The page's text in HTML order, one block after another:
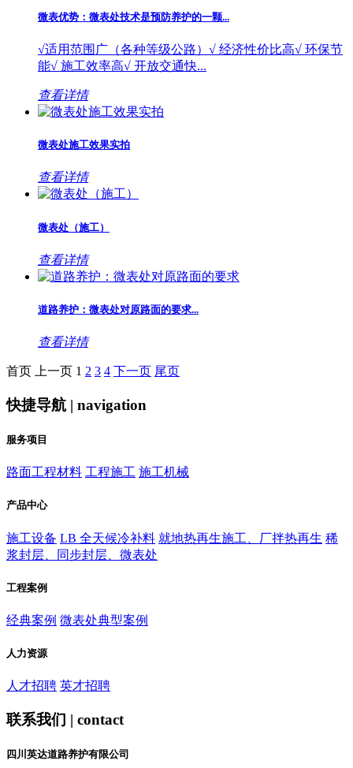
微表优势：微表处技术是预防养护的一颗...
√适用范围广（各种等级公路）√ 经济性价比高√ 环保节
能√ 施工效率高√ 开放交通快...
查看详情
微表处施工效果实拍
查看详情
微表处（施工）
查看详情
道路养护：微表处对原路面的要求...
查看详情
首页 上一页 1 2 3 4 下一页 尾页
快捷导航 | navigation
服务项目
路面工程材料 工程施工 施工机械
产品中心
施工设备 LB 全天候冷补料 就地热再生施工、厂拌热再生 稀
浆封层、同步封层、微表处
工程案例
经典案例 微表处典型案例
人力资源
人才招聘 英才招聘
联系我们 | contact
四川英达道路养护有限公司